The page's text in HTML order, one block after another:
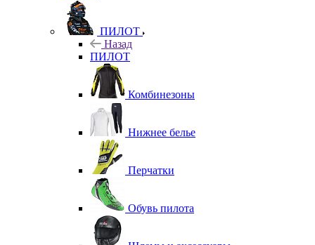
ПИЛОТ
Назад
ПИЛОТ
Комбинезоны
Нижнее белье
Перчатки
Обувь пилота